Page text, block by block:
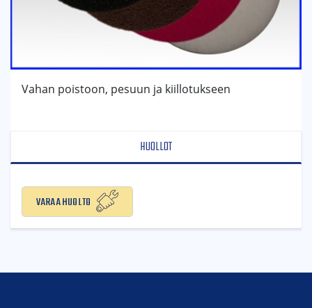
HUOLLOT
Varaa huolto
Vahan poistoon, pesuun ja kiillotukseen